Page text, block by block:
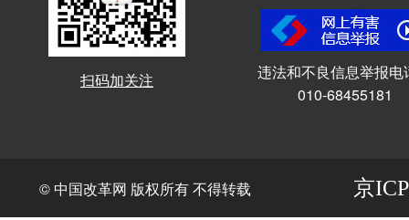
扫码加关注
违法和不良信息举报电
010-68455181
© 中国改革网 版权所有 不得转载 京